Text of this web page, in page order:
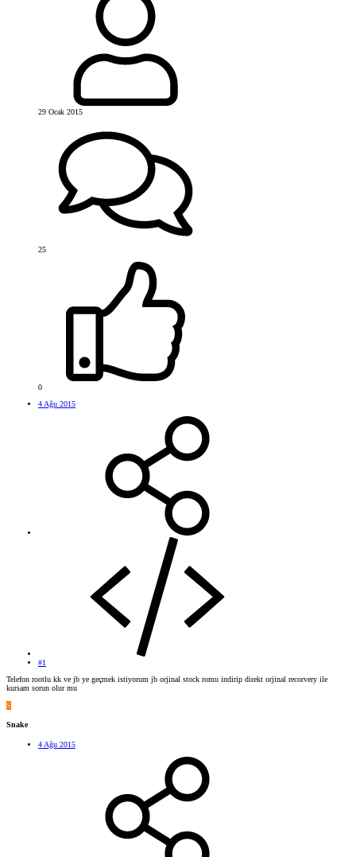
29 Ocak 2015
25
0
4 Ağu 2015
#1
Telefon rootlu kk ve jb ye geçmek istiyorum jb orjinal stock romu indirip direkt orjinal recorvery ile
kursam sorun olur mu
S
Snake
4 Ağu 2015